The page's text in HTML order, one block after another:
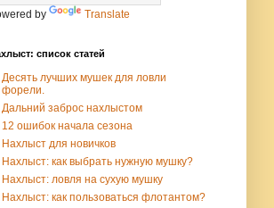
by Translate
список статей
Десять лучших мушек для ловли
форели.
Дальний заброс нахлыстом
12 ошибок начала сезона
Нахлыст для новичков
Нахлыст: как выбрать нужную мушку?
Нахлыст: ловля на сухую мушку
Нахлыст: как пользоваться флотантом?